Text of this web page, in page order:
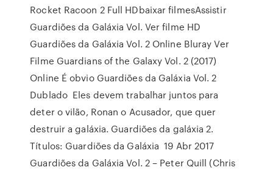
Rocket Racoon 2 Full HDbaixar filmesAssistir
Guardiões da Galáxia Vol. Ver filme HD
Guardiões da Galáxia Vol. 2 Online Bluray Ver
Filme Guardians of the Galaxy Vol. 2 (2017)
Online É obvio Guardiões da Galáxia Vol. 2
Dublado Eles devem trabalhar juntos para
deter o vilão, Ronan o Acusador, que quer
destruir a galáxia. Guardiões da galáxia 2.
Títulos: Guardiões da Galáxia 19 Abr 2017
Guardiões da Galáxia Vol. 2 – Peter Quill (Chris